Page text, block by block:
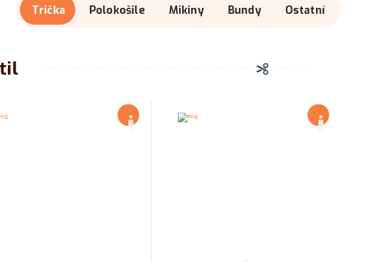
Trička Polokošile Mikiny Bundy Ostatní